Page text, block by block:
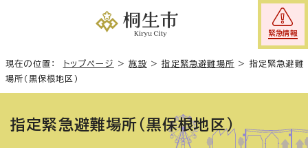
緊急情報
現在の位置： トップページ >施設 >指定緊急避難場所 > 指定緊急避難
場所（黒保根地区）
指定緊急避難場所（黒保根地区）